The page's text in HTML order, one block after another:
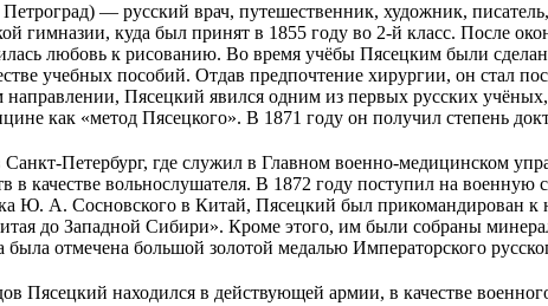
— русский врач, путешественник, художник,
гимназии, куда был принят в 1855 году во 2-й класс. После
любовь к рисованию. Во время учёбы Пясецким были
учебных пособий. Отдав предпочтение хирургии, он стал
направлении, Пясецкий явился одним из первых русских
как «метод Пясецкого». В 1871 году он получил степень
Петербург, где служил в Главном военно-медицинском
качестве вольнослушателя. В 1872 году поступил на
Ю. А. Сосновского в Китай, Пясецкий был прикомандирован к
до Западной Сибири». Кроме этого, им были собраны
отмечена большой золотой медалью Императорского
Пясецкий находился в действующей армии, в качестве